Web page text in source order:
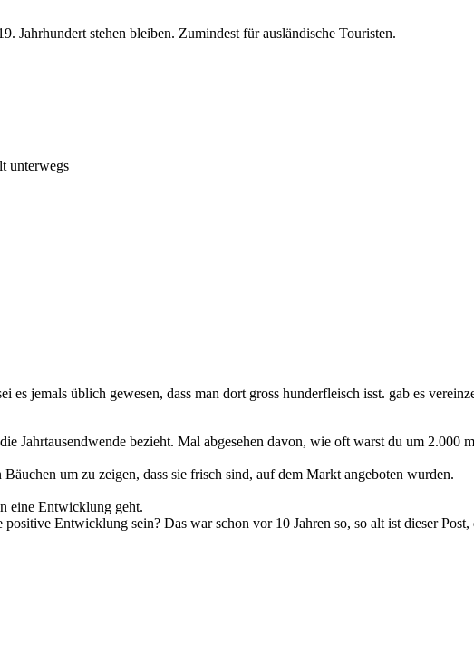
Jahrhundert stehen bleiben. Zumindest für ausländische Touristen.
unterwegs
es jemals üblich gewesen, dass man dort gross hunderfleisch isst. gab es
Jahrtausendwende bezieht. Mal abgesehen davon, wie oft warst du um 2.000
um zu zeigen, dass sie frisch sind, auf dem Markt angeboten wurden.
eine Entwicklung geht.
Entwicklung sein? Das war schon vor 10 Jahren so, so alt ist dieser Post,